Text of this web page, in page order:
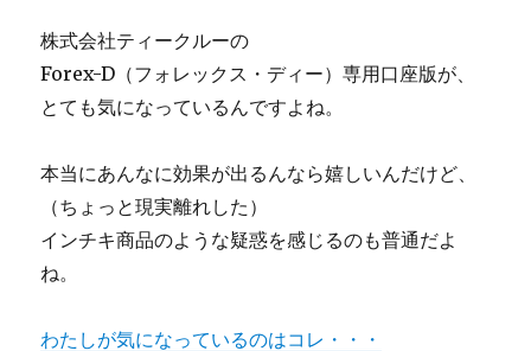
株式会社ティークルーの
Forex-D（フォレックス・ディー）専用口座版が、
とても気になっているんですよね。
本当にあんなに効果が出るんなら嬉しいんだけど、
（ちょっと現実離れした）
インチキ商品のような疑惑を感じるのも普通だよ
ね。
わたしが気になっているのはコレ・・・